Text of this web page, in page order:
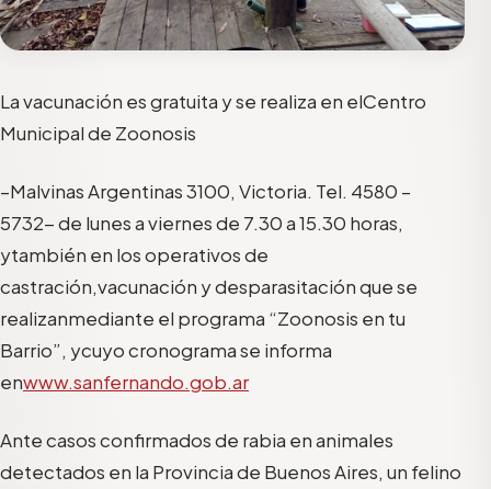
Lavacunación esgratuita yse realiza en elCentro
Municipalde Zoonosis
–MalvinasArgentinas3100, Victoria. Tel. 4580 –
5732-de lunesaviernesde 7.30a15.30 horas,
ytambién en losoperativosde
castración,vacunación ydesparasitaciónquese
realizanmediante el programa “Zoonosis en tu
Barrio”, ycuyocronogramase informa
enwww.sanfernando.gob.ar
Ante casos confirmados de rabia en animales
detectados en la Provincia de Buenos Aires, un felino